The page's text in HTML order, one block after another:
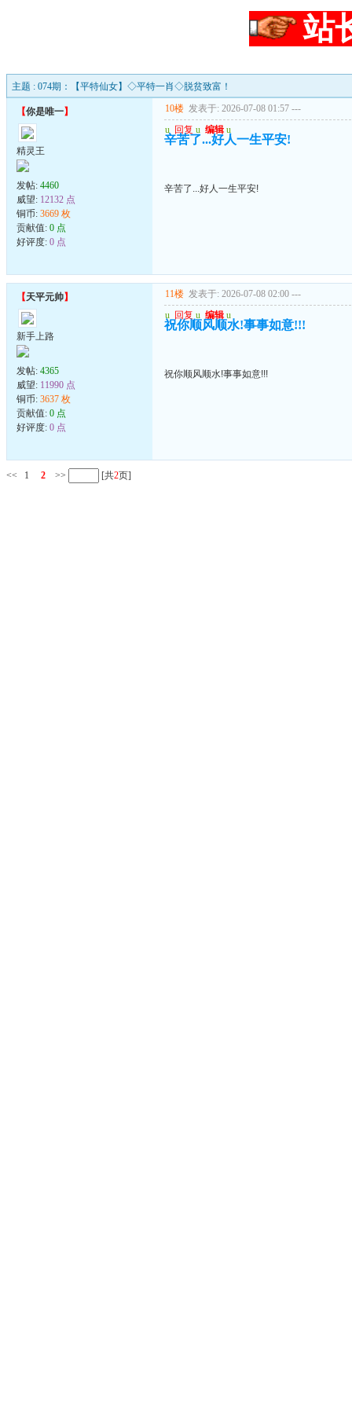
站
主题 : 074期：【平特仙女】◇平特一肖◇脱贫致富！
【你是唯一】
精灵王
发帖: 4460
威望: 12132 点
铜币: 3669 枚
贡献值: 0 点
好评度: 0 点
10楼 发表于: 2026-07-08 01:57 ---
u 回复 u 编辑 u
辛苦了...好人一生平安!
辛苦了...好人一生平安!
【天平元帅】
新手上路
发帖: 4365
威望: 11990 点
铜币: 3637 枚
贡献值: 0 点
好评度: 0 点
11楼 发表于: 2026-07-08 02:00 ---
u 回复 u 编辑 u
祝你顺风顺水!事事如意!!!
祝你顺风顺水!事事如意!!!
<< 1 2 >> [共2页]